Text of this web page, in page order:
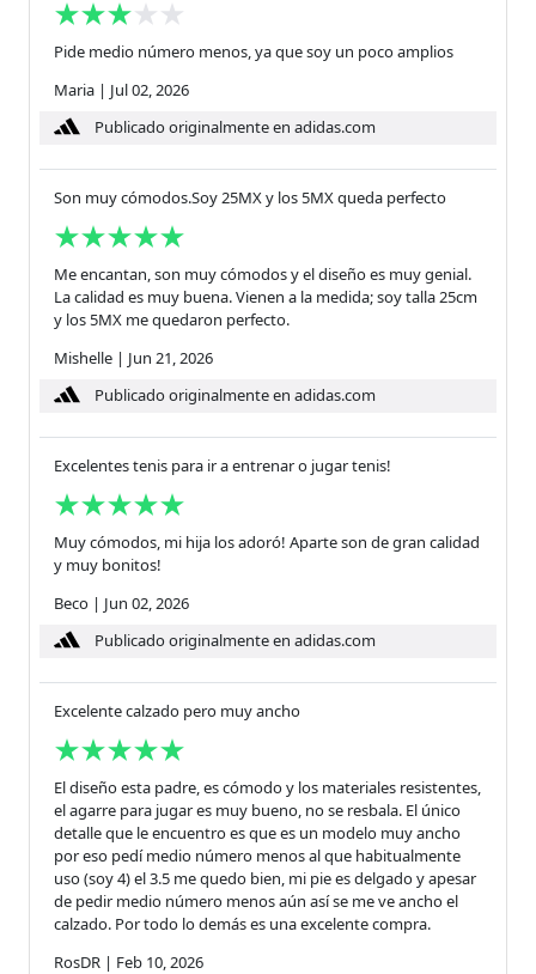
Pide medio número menos, ya que soy un poco amplios
Maria | Jul 02, 2026
Publicado originalmente en adidas.com
Son muy cómodos.Soy 25MX y los 5MX queda perfecto
Me encantan, son muy cómodos y el diseño es muy genial.
La calidad es muy buena. Vienen a la medida; soy talla 25cm
y los 5MX me quedaron perfecto.
Mishelle | Jun 21, 2026
Publicado originalmente en adidas.com
Excelentes tenis para ir a entrenar o jugar tenis!
Muy cómodos, mi hija los adoró! Aparte son de gran calidad
y muy bonitos!
Beco | Jun 02, 2026
Publicado originalmente en adidas.com
Excelente calzado pero muy ancho
El diseño esta padre, es cómodo y los materiales resistentes,
el agarre para jugar es muy bueno, no se resbala. El único
detalle que le encuentro es que es un modelo muy ancho
por eso pedí medio número menos al que habitualmente
uso (soy 4) el 3.5 me quedo bien, mi pie es delgado y apesar
de pedir medio número menos aún así se me ve ancho el
calzado. Por todo lo demás es una excelente compra.
RosDR | Feb 10, 2026